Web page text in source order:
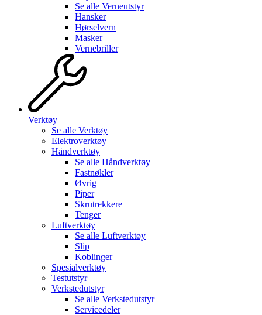
Se alle Verneutstyr
Hansker
Hørselvern
Masker
Vernebriller
Verktøy
Se alle Verktøy
Elektroverktøy
Håndverktøy
Se alle Håndverktøy
Fastnøkler
Øvrig
Piper
Skrutrekkere
Tenger
Luftverktøy
Se alle Luftverktøy
Slip
Koblinger
Spesialverktøy
Testutstyr
Verkstedutstyr
Se alle Verkstedutstyr
Servicedeler